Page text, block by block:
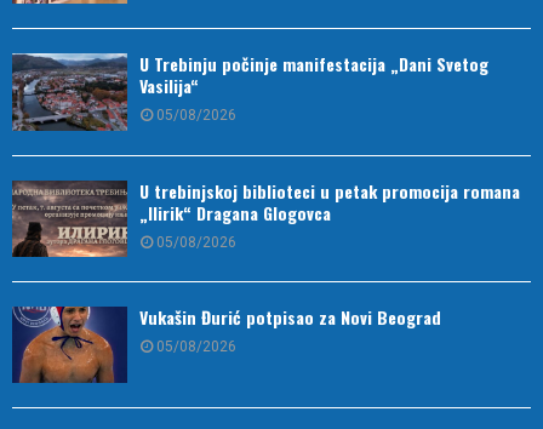
U Trebinju počinje manifestacija „Dani Svetog
Vasilija“
05/08/2026
U trebinjskoj biblioteci u petak promocija romana
„Ilirik“ Dragana Glogovca
05/08/2026
Vukašin Đurić potpisao za Novi Beograd
05/08/2026